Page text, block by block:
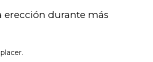
erección durante más